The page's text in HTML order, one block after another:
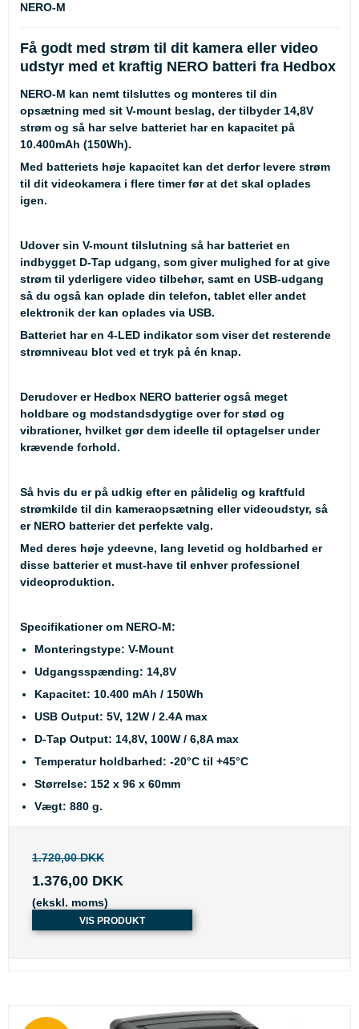
NERO-M
Få godt med strøm til dit kamera eller video
udstyr med et kraftig NERO batteri fra Hedbox
NERO-M kan nemt tilsluttes og monteres til din
opsætning med sit V-mount beslag, der tilbyder 14,8V
strøm og så har selve batteriet har en kapacitet på
10.400mAh (150Wh).
Med batteriets høje kapacitet kan det derfor levere strøm
til dit videokamera i flere timer før at det skal oplades
igen.
Udover sin V-mount tilslutning så har batteriet en
indbygget D-Tap udgang, som giver mulighed for at give
strøm til yderligere video tilbehør, samt en USB-udgang
så du også kan oplade din telefon, tablet eller andet
elektronik der kan oplades via USB.
Batteriet har en 4-LED indikator som viser det resterende
strømniveau blot ved et tryk på én knap.
Derudover er Hedbox NERO batterier også meget
holdbare og modstandsdygtige over for stød og
vibrationer, hvilket gør dem ideelle til optagelser under
krævende forhold.
Så hvis du er på udkig efter en pålidelig og kraftfuld
strømkilde til din kameraopsætning eller videoudstyr, så
er NERO batterier det perfekte valg.
Med deres høje ydeevne, lang levetid og holdbarhed er
disse batterier et must-have til enhver professionel
videoproduktion.
Specifikationer om NERO-M:
Monteringstype: V-Mount
Udgangsspænding: 14,8V
Kapacitet: 10.400 mAh / 150Wh
USB Output: 5V, 12W / 2.4A max
D-Tap Output: 14,8V, 100W / 6,8A max
Temperatur holdbarhed: -20°C til +45°C
Størrelse: 152 x 96 x 60mm
Vægt: 880 g.
1.720,00 DKK
1.376,00 DKK
(ekskl. moms)
VIS PRODUKT